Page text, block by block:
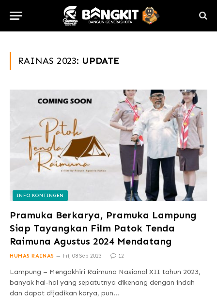
RAINAS 2023: UPDATE
INFO KONTINGEN
Pramuka Berkarya, Pramuka Lampung
Siap Tayangkan Film Patok Tenda
Raimuna Agustus 2024 Mendatang
HUMAS RAINAS Fri, 08 Sep 2023 12
Lampung – Mengakhiri Raimuna Nasional XII tahun 2023,
banyak hal-hal yang sepatutnya dikenang dengan indah
dan dapat dijadikan karya, pun…